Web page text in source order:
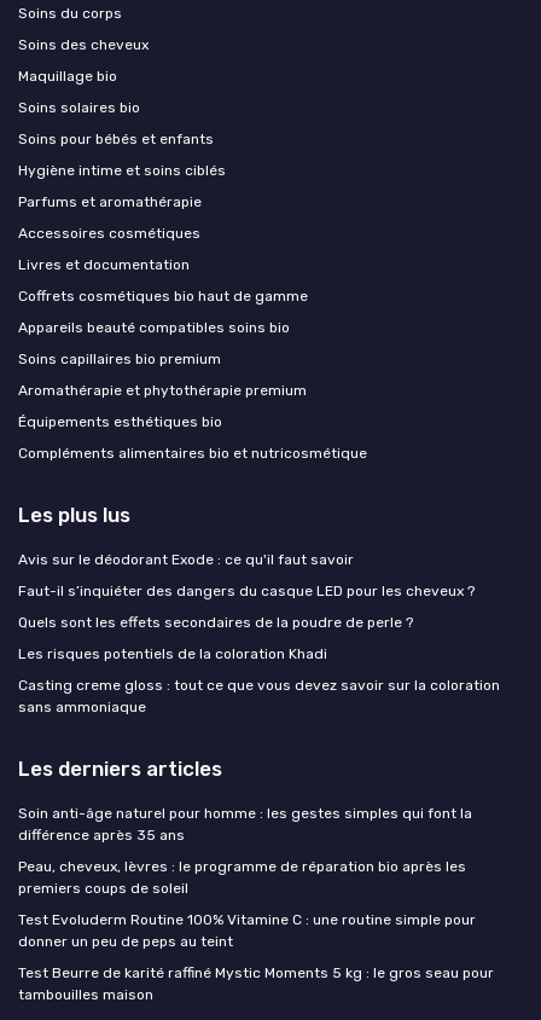
Soins du corps
Soins des cheveux
Maquillage bio
Soins solaires bio
Soins pour bébés et enfants
Hygiène intime et soins ciblés
Parfums et aromathérapie
Accessoires cosmétiques
Livres et documentation
Coffrets cosmétiques bio haut de gamme
Appareils beauté compatibles soins bio
Soins capillaires bio premium
Aromathérapie et phytothérapie premium
Équipements esthétiques bio
Compléments alimentaires bio et nutricosmétique
Les plus lus
Avis sur le déodorant Exode : ce qu'il faut savoir
Faut-il s’inquiéter des dangers du casque LED pour les cheveux ?
Quels sont les effets secondaires de la poudre de perle ?
Les risques potentiels de la coloration Khadi
Casting creme gloss : tout ce que vous devez savoir sur la coloration
sans ammoniaque
Les derniers articles
Soin anti-âge naturel pour homme : les gestes simples qui font la
différence après 35 ans
Peau, cheveux, lèvres : le programme de réparation bio après les
premiers coups de soleil
Test Evoluderm Routine 100% Vitamine C : une routine simple pour
donner un peu de peps au teint
Test Beurre de karité raffiné Mystic Moments 5 kg : le gros seau pour
tambouilles maison